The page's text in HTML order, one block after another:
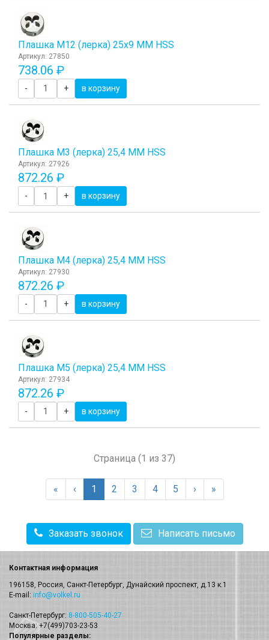
Плашка М12 (лерка) 25x9 ММ HSS
Артикул: 27850
738.06 ₽
- + в корзину
Плашка М3 (лерка) 25,4 ММ HSS
Артикул: 27926
872.26 ₽
- + в корзину
Плашка М4 (лерка) 25,4 ММ HSS
Артикул: 27930
872.26 ₽
- + в корзину
Плашка М5 (лерка) 25,4 ММ HSS
Артикул: 27934
872.26 ₽
- + в корзину
Страница (1 из 37)
« ‹ 1 2 3 4 5 › »
Заказать звонок Написать письмо
Контактная информация
196158, Россия, Санкт-Петербург, Дунайский проспект, д.13 к.1
E-mail: info@volkel.ru
Санкт-Петербург: 8-800-505-40-27
Москва: +7(499)703-23-53
Популярные разделы: